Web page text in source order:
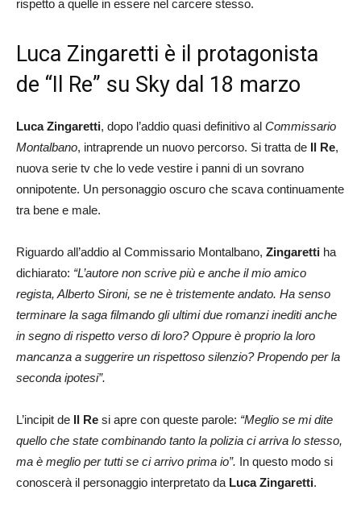
rispetto a quelle in essere nel carcere stesso.
Luca Zingaretti è il protagonista
de “Il Re” su Sky dal 18 marzo
Luca Zingaretti, dopo l’addio quasi definitivo al Commissario
Montalbano, intraprende un nuovo percorso. Si tratta de Il Re,
nuova serie tv che lo vede vestire i panni di un sovrano
onnipotente. Un personaggio oscuro che scava continuamente
tra bene e male.
Riguardo all’addio al Commissario Montalbano, Zingaretti ha
dichiarato: “L’autore non scrive più e anche il mio amico
regista, Alberto Sironi, se ne è tristemente andato. Ha senso
terminare la saga filmando gli ultimi due romanzi inediti anche
in segno di rispetto verso di loro? Oppure è proprio la loro
mancanza a suggerire un rispettoso silenzio? Propendo per la
seconda ipotesi”.
L’incipit de Il Re si apre con queste parole: “Meglio se mi dite
quello che state combinando tanto la polizia ci arriva lo stesso,
ma è meglio per tutti se ci arrivo prima io”. In questo modo si
conoscerà il personaggio interpretato da Luca Zingaretti.